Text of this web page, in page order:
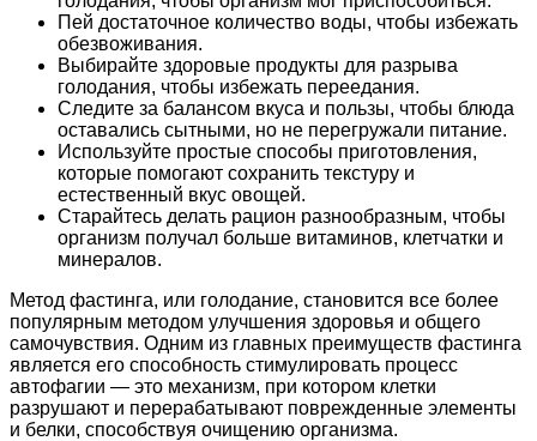
Пей достаточное количество воды, чтобы избежать
обезвоживания.
Выбирайте здоровые продукты для разрыва
голодания, чтобы избежать переедания.
Следите за балансом вкуса и пользы, чтобы блюда
оставались сытными, но не перегружали питание.
Используйте простые способы приготовления,
которые помогают сохранить текстуру и
естественный вкус овощей.
Старайтесь делать рацион разнообразным, чтобы
организм получал больше витаминов, клетчатки и
минералов.
Метод фастинга, или голодание, становится все более
популярным методом улучшения здоровья и общего
самочувствия. Одним из главных преимуществ фастинга
является его способность стимулировать процесс
автофагии — это механизм, при котором клетки
разрушают и перерабатывают поврежденные элементы
и белки, способствуя очищению организма.